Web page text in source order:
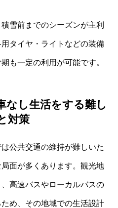
雪前までのシーズンが主利
タイヤ・ライトなどの装備
も一定の利用が可能です。
なし生活をする難し
対策
公共交通の維持が難しいた
面が多くあります。観光地
高速バスやローカルバスの
め、その地域での生活設計